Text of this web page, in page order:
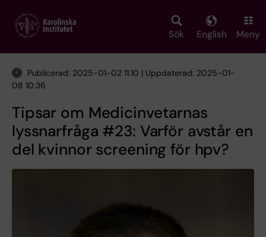
main
Sök English Meny
Publicerad: 2025-01-02 11:10 | Uppdaterad: 2025-01-
08 10:36
Tipsar om Medicinvetarnas
lyssnarfråga #23: Varför avstår en
del kvinnor screening för hpv?